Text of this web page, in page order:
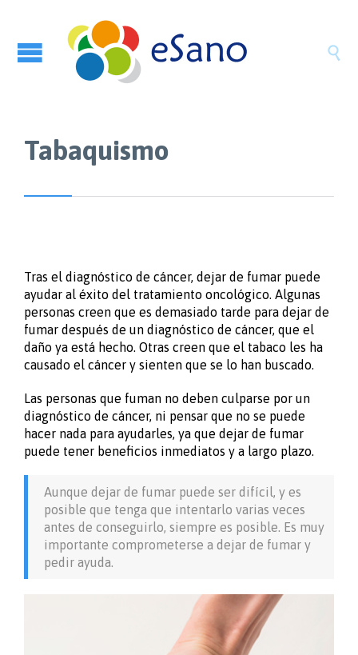

Tabaquismo
Tras el diagnóstico de cáncer, dejar de fumar puede
ayudar al éxito del tratamiento oncológico. Algunas
personas creen que es demasiado tarde para dejar de
fumar después de un diagnóstico de cáncer, que el
daño ya está hecho. Otras creen que el tabaco les ha
causado el cáncer y sienten que se lo han buscado.
Las personas que fuman no deben culparse por un
diagnóstico de cáncer, ni pensar que no se puede
hacer nada para ayudarles, ya que dejar de fumar
puede tener beneficios inmediatos y a largo plazo.
Aunque dejar de fumar puede ser difícil, y es
posible que tenga que intentarlo varias veces
antes de conseguirlo, siempre es posible. Es muy
importante comprometerse a dejar de fumar y
pedir ayuda.